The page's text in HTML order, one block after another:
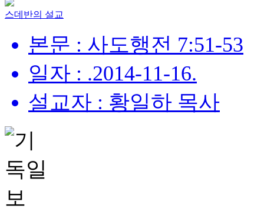
스데반의 설교
본문 : 사도행전 7:51-53
일자 : .2014-11-16.
설교자 : 황일하 목사